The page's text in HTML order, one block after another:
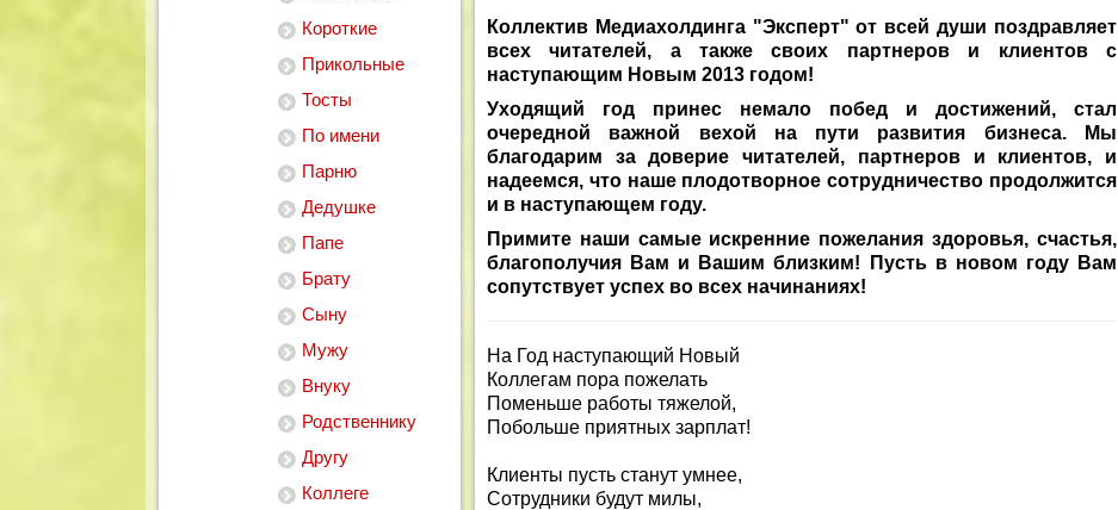
Короткие
Прикольные
Тосты
По имени
Парню
Дедушке
Папе
Брату
Сыну
Мужу
Внуку
Родственнику
Другу
Коллеге
Коллектив Медиахолдинга "Эксперт" от всей души поздравляет
всех читателей, а также своих партнеров и клиентов с
наступающим Новым 2013 годом!
Уходящий год принес немало побед и достижений, стал
очередной важной вехой на пути развития бизнеса. Мы
благодарим за доверие читателей, партнеров и клиентов, и
надеемся, что наше плодотворное сотрудничество продолжится
и в наступающем году.
Примите наши самые искренние пожелания здоровья, счастья,
благополучия Вам и Вашим близким! Пусть в новом году Вам
сопутствует успех во всех начинаниях!
На Год наступающий Новый
Коллегам пора пожелать
Поменьше работы тяжелой,
Побольше приятных зарплат!
Клиенты пусть станут умнее,
Сотрудники будут милы,